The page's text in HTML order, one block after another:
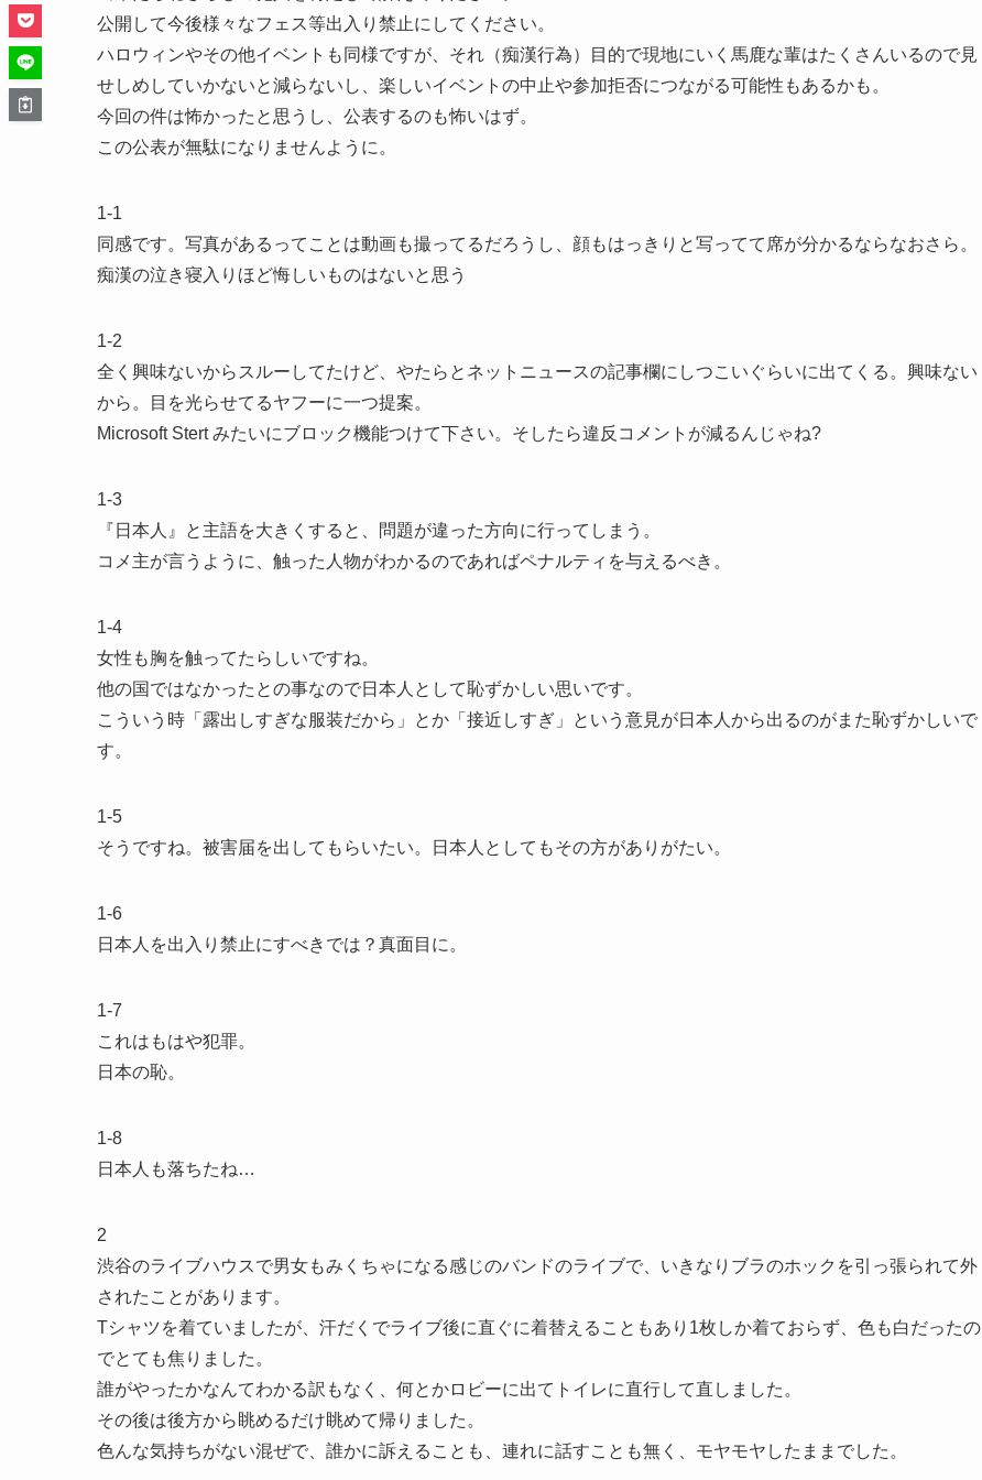
公開して今後様々なフェス等出入り禁止にしてください。
ハロウィンやその他イベントも同様ですが、それ（痴漢行為）目的で現地にいく馬鹿な輩はたくさんいるので見
せしめしていかないと減らないし、楽しいイベントの中止や参加拒否につながる可能性もあるかも。
今回の件は怖かったと思うし、公表するのも怖いはず。
この公表が無駄になりませんように。
1-1
同感です。写真があるってことは動画も撮ってるだろうし、顔もはっきりと写ってて席が分かるならなおさら。
痴漢の泣き寝入りほど悔しいものはないと思う
1-2
全く興味ないからスルーしてたけど、やたらとネットニュースの記事欄にしつこいぐらいに出てくる。興味ない
から。目を光らせてるヤフーに一つ提案。
Microsoft Stert みたいにブロック機能つけて下さい。そしたら違反コメントが減るんじゃね?
1-3
『日本人』と主語を大きくすると、問題が違った方向に行ってしまう。
コメ主が言うように、触った人物がわかるのであればペナルティを与えるべき。
1-4
女性も胸を触ってたらしいですね。
他の国ではなかったとの事なので日本人として恥ずかしい思いです。
こういう時「露出しすぎな服装だから」とか「接近しすぎ」という意見が日本人から出るのがまた恥ずかしいで
す。
1-5
そうですね。被害届を出してもらいたい。日本人としてもその方がありがたい。
1-6
日本人を出入り禁止にすべきでは？真面目に。
1-7
これはもはや犯罪。
日本の恥。
1-8
日本人も落ちたね…
2
渋谷のライブハウスで男女もみくちゃになる感じのバンドのライブで、いきなりブラのホックを引っ張られて外
されたことがあります。
Tシャツを着ていましたが、汗だくでライブ後に直ぐに着替えることもあり1枚しか着ておらず、色も白だったの
でとても焦りました。
誰がやったかなんてわかる訳もなく、何とかロビーに出てトイレに直行して直しました。
その後は後方から眺めるだけ眺めて帰りました。
色んな気持ちがない混ぜで、誰かに訴えることも、連れに話すことも無く、モヤモヤしたままでした。